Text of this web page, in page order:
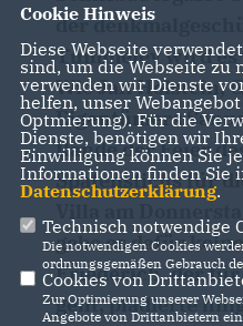
der
Tummeley wird
Wie Jan Holstein,
Eigentümers
Rande der Feier
Spatenstichs für
Villa am
gebe es dafür
Friederich, der für
geht, plädierte
Cookie Hinweis
Diese Webseite
sind, um die Webseite zu
verwenden wir Dienste
helfen, unser
Optmierung). Für die
Dienste, benötigen wir
Einwilligung können Sie
Informationen finden Sie
Datenschutzerklärung.
Technisch notwendige
Die notwendigen Cookies
ordnungsgemäßen Gebrauch
Cookies von
Zur Optimierung unserer
Angebote von Drittanbietern